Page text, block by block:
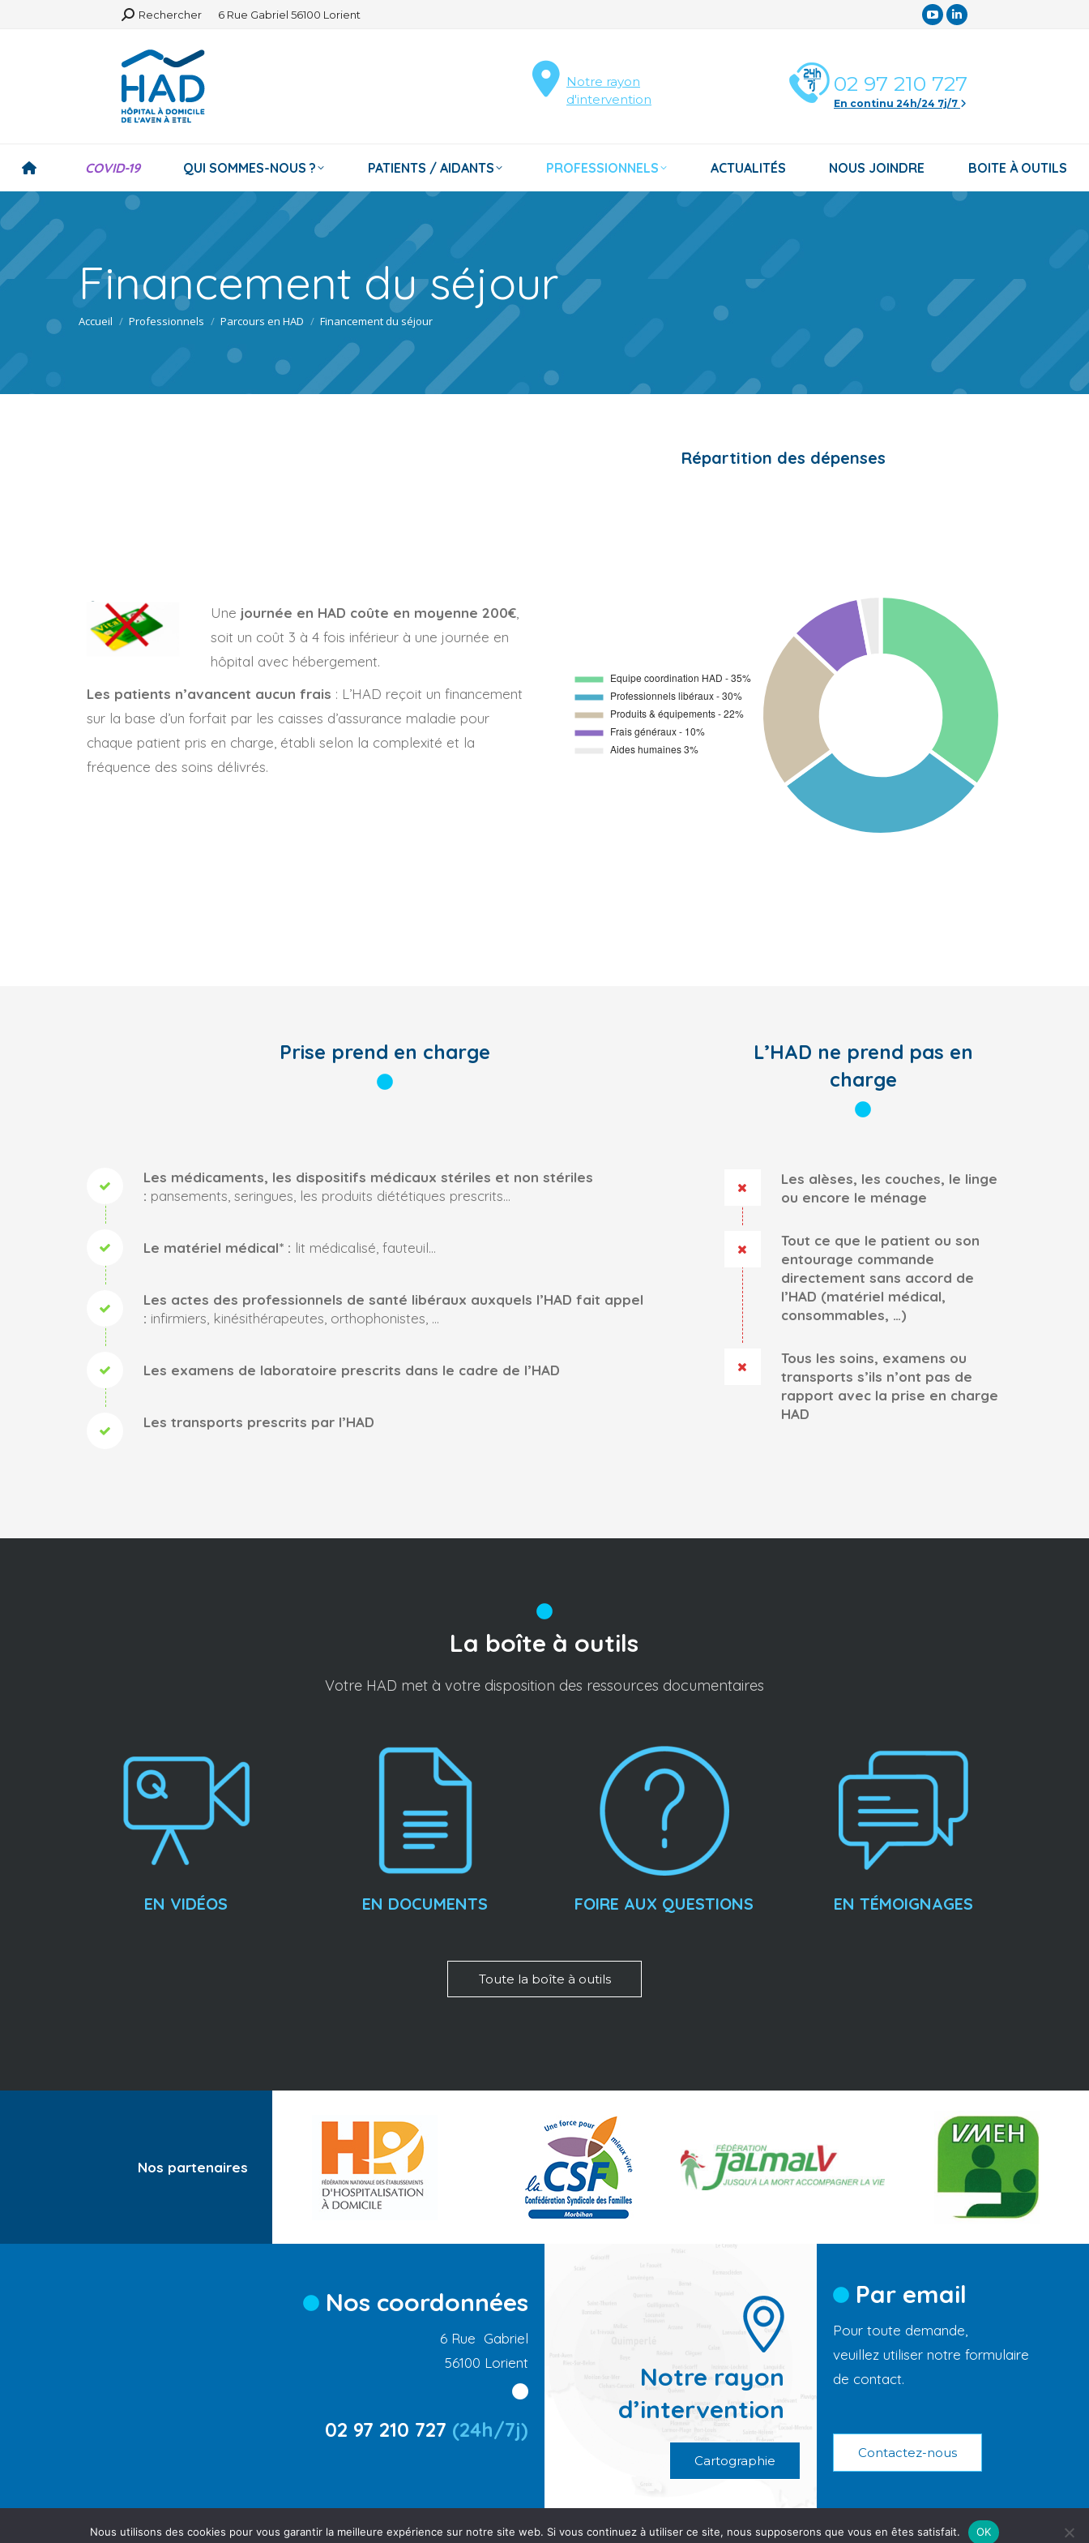
Search:
Rechercher 6 Rue Gabriel 56100 Lorient
YouTube
in
new
LinkedIn
in
new
Notre rayon
d'intervention
02 97 210 727
En continu 24h/24 7j/7
COVID-19 QUI SOMMES-NOUS ? PATIENTS / AIDANTS PROFESSIONNELS ACTUALITÉS NOUS JOINDRE BOITE À OUTILS
Financement du séjour
Vous êtes ici :
Accueil Professionnels Parcours en HAD Financement du séjour
Une journée en HAD coûte en moyenne 200€
soit un coût 3 à 4 fois inférieur à une journée en
hôpital avec hébergement.
Les patients n’avancent aucun frais : L’HAD reçoit un financement
sur la base d’un forfait par les caisses d’assurance maladie pour
chaque patient pris en charge, établi selon la complexité et la
fréquence des soins délivrés.
Répartition des dépenses
Prise prend en charge
Les médicaments, les dispositifs médicaux stériles et non stériles
: pansements, seringues, les produits diététiques prescrits…
Le matériel médical* : lit médicalisé, fauteuil…
Les actes des professionnels de santé libéraux auxquels l’HAD fait appel
: infirmiers, kinésithérapeutes, orthophonistes, …
Les examens de laboratoire prescrits dans le cadre de l’HAD
Les transports prescrits par l’HAD
L’HAD ne prend pas en
charge
Les alèses, les couches, le linge
ou encore le ménage
Tout ce que le patient ou son
entourage commande
directement sans accord de
l’HAD (matériel médical,
consommables, …)
Tous les soins, examens ou
transports s’ils n’ont pas de
rapport avec la prise en charge
HAD
La boîte à outils
Votre HAD met à votre disposition des ressources documentaires
EN VIDÉOS EN DOCUMENTS FOIRE AUX QUESTIONS EN TÉMOIGNAGES
Toute la boîte à outils
Nos partenaires
Nos coordonnées
6 Rue Gabriel
56100 Lorient
02 97 210 727 (24h/7j)
Notre rayon
d’intervention
Cartographie
Par email
Pour toute demande,
veuillez utiliser notre formulaire
de contact.
Contactez-nous
Ⓒ Plurielle productions |Mentions légales et Politique de Confidentialité
Nous utilisons des cookies pour vous garantir la meilleure expérience sur notre site web. Si vous continuez à utiliser ce site, nous supposerons que vous en êtes satisfait. OK